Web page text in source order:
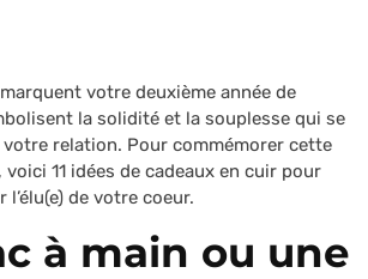
votre deuxième année de
la solidité et la souplesse qui se
relation. Pour commémorer cette
11 idées de cadeaux en cuir pour
de votre coeur.
à main ou une